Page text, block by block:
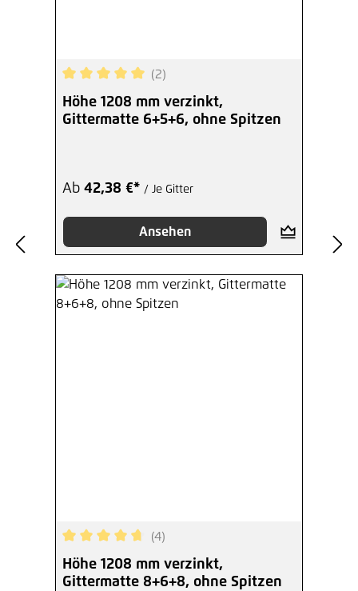
Durchschnittliche Bewertung von 5 von 5
(2)
Höhe 1208 mm verzinkt,
Gittermatte 6+5+6, ohne Spitzen
Ab 42,38 €* / Je Gitter
Ansehen
Durchschnittliche Bewertung von 4.75 von 5
(4)
Höhe 1208 mm verzinkt,
Gittermatte 8+6+8, ohne Spitzen